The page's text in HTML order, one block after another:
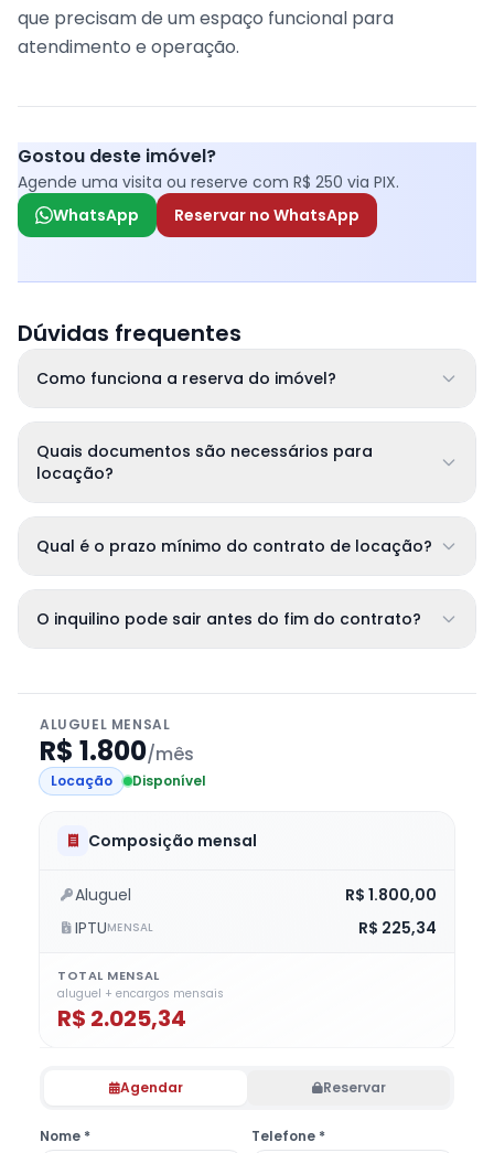
que precisam de um espaço funcional para
atendimento e operação.
Gostou deste imóvel?
Agende uma visita ou reserve com R$ 250 via PIX.
WhatsApp
Reservar no WhatsApp
Dúvidas frequentes
Como funciona a reserva do imóvel?
Quais documentos são necessários para
locação?
Qual é o prazo mínimo do contrato de locação?
O inquilino pode sair antes do fim do contrato?
ALUGUEL MENSAL
R$ 1.800/mês
Locação Disponível
Composição mensal
Aluguel
R$ 1.800,00
IPTUMENSAL R$ 225,34
TOTAL MENSAL
aluguel + encargos mensais
R$ 2.025,34
Agendar Reservar
Nome * Telefone *